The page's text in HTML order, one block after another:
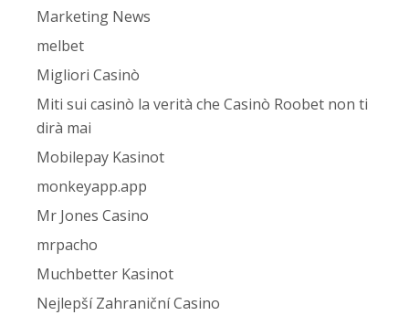
Marketing News
melbet
Migliori Casinò
Miti sui casinò la verità che Casinò Roobet non ti
dirà mai
Mobilepay Kasinot
monkeyapp.app
Mr Jones Casino
mrpacho
Muchbetter Kasinot
Nejlepší Zahraniční Casino